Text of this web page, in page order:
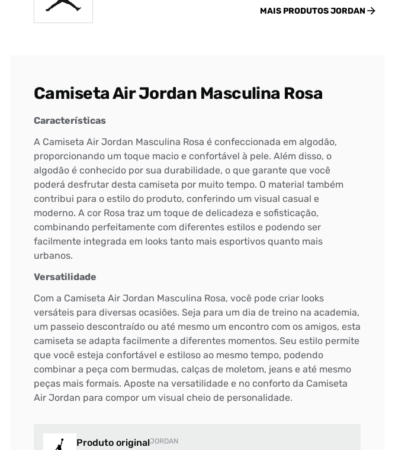
à artwalk
de compra, insira seu CEP
disponíveis para sua região
BUSCAR
MAIS PRODUTOSJORDAN
Camiseta Air Jordan Masculina Rosa
Características
A Camiseta Air Jordan Masculina Rosa é confeccionada em algodão,
proporcionando um toque macio e confortável à pele. Além disso, o
algodão é conhecido por sua durabilidade, o que garante que você
poderá desfrutar desta camiseta por muito tempo. O material também
contribui para o estilo do produto, conferindo um visual casual e
moderno. A cor Rosa traz um toque de delicadeza e sofisticação,
combinando perfeitamente com diferentes estilos e podendo ser
facilmente integrada em looks tanto mais esportivos quanto mais
urbanos.
Versatilidade
Com a Camiseta Air Jordan Masculina Rosa, você pode criar looks
versáteis para diversas ocasiões. Seja para um dia de treino na academia,
um passeio descontraído ou até mesmo um encontro com os amigos, esta
camiseta se adapta facilmente a diferentes momentos. Seu estilo permite
que você esteja confortável e estiloso ao mesmo tempo, podendo
combinar a peça com bermudas, calças de moletom, jeans e até mesmo
peças mais formais. Aposte na versatilidade e no conforto da Camiseta
Air Jordan para compor um visual cheio de personalidade.
Produto originalJORDAN